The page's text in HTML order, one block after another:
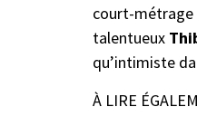
court-métrage
talentueux
qu’intimiste
À LIRE